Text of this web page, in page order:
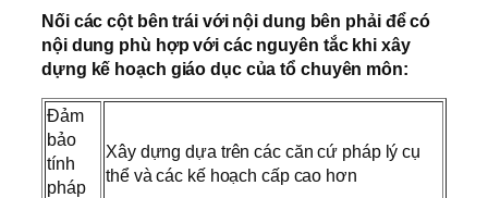
Nối các cột bên trái với nội dung bên phải để có
nội dung phù hợp với các nguyên tắc khi xây
dựng kế hoạch giáo dục của tổ chuyên môn:
Đảm
bảo
tính
pháp
Xây dựng dựa trên các căn cứ pháp lý cụ
thể và các kế hoạch cấp cao hơn